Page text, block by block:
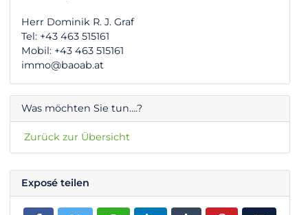
Herr Dominik R. J. Graf
Tel: +43 463 515161
Mobil: +43 463 515161
immo@baoab.at
Was möchten Sie tun….?
Zurück zur Übersicht
Exposé teilen